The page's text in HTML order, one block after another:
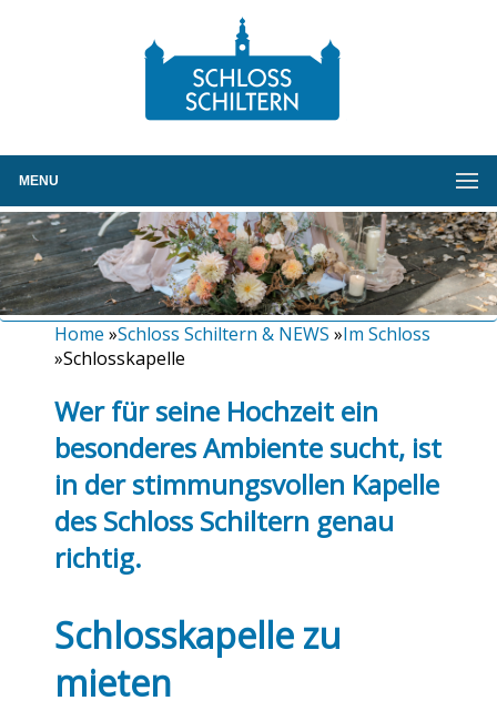
MENU
Home »Schloss Schiltern & NEWS »Im Schloss
»Schlosskapelle
Wer für seine Hochzeit ein
besonderes Ambiente sucht, ist
in der stimmungsvollen Kapelle
des Schloss Schiltern genau
richtig.
Schlosskapelle zu
mieten